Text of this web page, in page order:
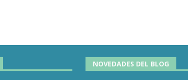
NOVEDADES DEL BLOG